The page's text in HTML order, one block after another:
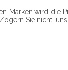
Marken wird die
Zögern Sie nicht,